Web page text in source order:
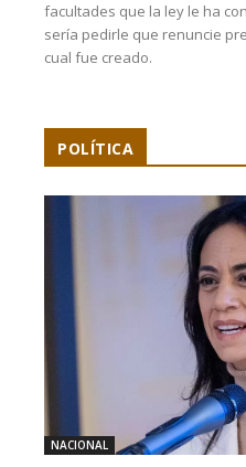
facultades que la ley le ha
sería pedirle que renuncie
cual fue creado.
POLÍTICA
NACIONAL